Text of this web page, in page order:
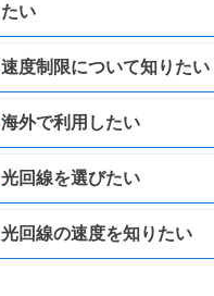
たい
速度制限について知りたい
海外で利用したい
光回線を選びたい
光回線の速度を知りたい